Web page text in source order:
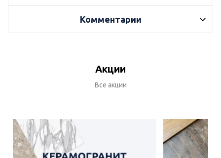
Комментарии
Акции
Все акции